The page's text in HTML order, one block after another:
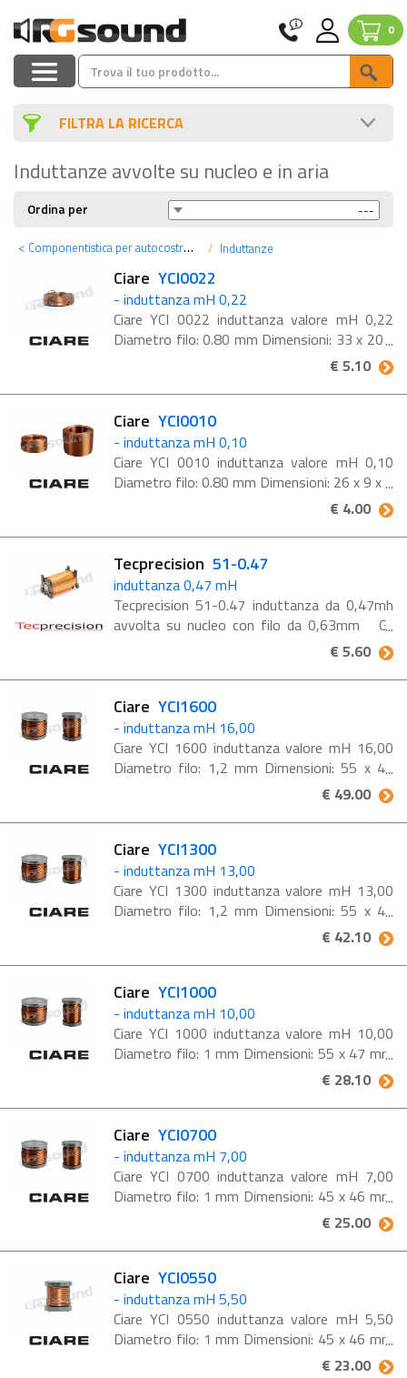
0
FILTRA LA RICERCA
Induttanze avvolte su nucleo e in aria
Ordina per
< Componentistica per autocostruzione hi-fi Induttanze
Ciare YCI0022
- induttanza mH 0,22
Ciare YCI 0022 induttanza valore mH 0,22
Diametro filo: 0.80 mm Dimensioni: 33 x 20 x
€ 5.10
Ciare YCI0010
- induttanza mH 0,10
Ciare YCI 0010 induttanza valore mH 0,10
Diametro filo: 0.80 mm Dimensioni: 26 x 9 x 8
€ 4.00
Tecprecision 51-0.47
induttanza 0,47 mH
Tecprecision 51-0.47 induttanza da 0,47mh
avvolta su nucleo con filo da 0,63mm Gli
induttori Tec Precision vengono realizzati a
mano utilizzando rame di ottima qualità e con
diametri ...
€ 5.60
Ciare YCI1600
- induttanza mH 16,00
Ciare YCI 1600 induttanza valore mH 16,00
Diametro filo: 1,2 mm Dimensioni: 55 x 47
€ 49.00
Ciare YCI1300
- induttanza mH 13,00
Ciare YCI 1300 induttanza valore mH 13,00
Diametro filo: 1,2 mm Dimensioni: 55 x 47
€ 42.10
Ciare YCI1000
- induttanza mH 10,00
Ciare YCI 1000 induttanza valore mH 10,00
Diametro filo: 1 mm Dimensioni: 55 x 47 mm
€ 28.10
Ciare YCI0700
- induttanza mH 7,00
Ciare YCI 0700 induttanza valore mH 7,00
Diametro filo: 1 mm Dimensioni: 45 x 46 mm
€ 25.00
Ciare YCI0550
- induttanza mH 5,50
Ciare YCI 0550 induttanza valore mH 5,50
Diametro filo: 1 mm Dimensioni: 45 x 46 mm
€ 23.00